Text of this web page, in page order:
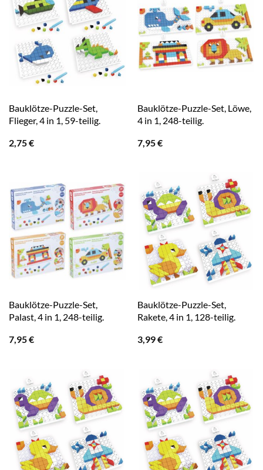
Bauklötze-Puzzle-Set,
Flieger, 4 in 1, 59-teilig.
2,75€
Bauklötze-Puzzle-Set, Löwe,
4 in 1, 248-teilig.
7,95€
Bauklötze-Puzzle-Set,
Palast, 4 in 1, 248-teilig.
7,95€
Bauklötze-Puzzle-Set,
Rakete, 4 in 1, 128-teilig.
3,99€